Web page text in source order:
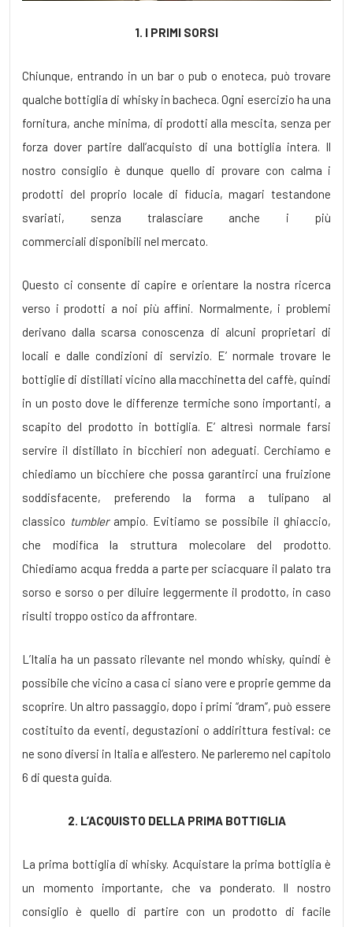
1. I PRIMI SORSI
Chiunque, entrando in un bar o pub o enoteca, può trovare
qualche bottiglia di whisky in bacheca. Ogni esercizio ha una
fornitura, anche minima, di prodotti alla mescita, senza per
forza dover partire dall’acquisto di una bottiglia intera. Il
nostro consiglio è dunque quello di provare con calma i
prodotti del proprio locale di fiducia, magari testandone
svariati, senza tralasciare anche i più
commerciali disponibili nel mercato.
Questo ci consente di capire e orientare la nostra ricerca
verso i prodotti a noi più affini. Normalmente, i problemi
derivano dalla scarsa conoscenza di alcuni proprietari di
locali e dalle condizioni di servizio. E’ normale trovare le
bottiglie di distillati vicino alla macchinetta del caffè, quindi
in un posto dove le differenze termiche sono importanti, a
scapito del prodotto in bottiglia. E’ altresì normale farsi
servire il distillato in bicchieri non adeguati. Cerchiamo e
chiediamo un bicchiere che possa garantirci una fruizione
soddisfacente, preferendo la forma a tulipano al
classico tumblerampio. Evitiamo se possibile il ghiaccio,
che modifica la struttura molecolare del prodotto.
Chiediamo acqua fredda a parte per sciacquare il palato tra
sorso e sorso o per diluire leggermente il prodotto, in caso
risulti troppo ostico da affrontare.
L’Italia ha un passato rilevante nel mondo whisky, quindi è
possibile che vicino a casa ci siano vere e proprie gemme da
scoprire. Un altro passaggio, dopo i primi “dram”, può essere
costituito da eventi, degustazioni o addirittura festival: ce
ne sono diversi in Italia e all’estero. Ne parleremo nel capitolo
6 di questa guida.
2. L’ACQUISTO DELLA PRIMA BOTTIGLIA
La prima bottiglia di whisky. Acquistare la prima bottiglia è
un momento importante, che va ponderato. Il nostro
consiglio è quello di partire con un prodotto di facile